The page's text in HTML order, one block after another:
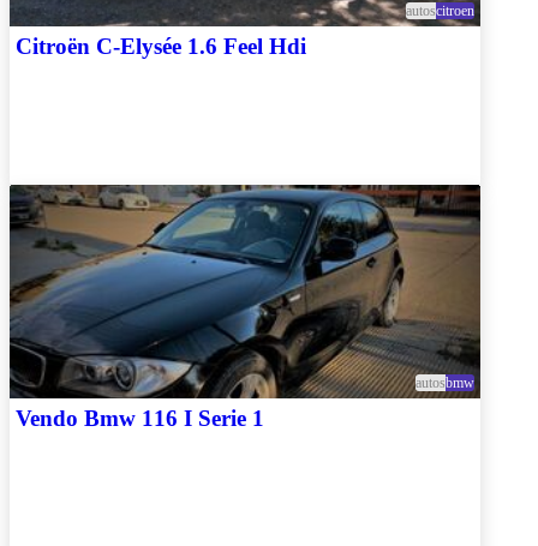
autoscitroen
Citroën C-Elysée 1.6 Feel Hdi
autosbmw
Vendo Bmw 116 I Serie 1